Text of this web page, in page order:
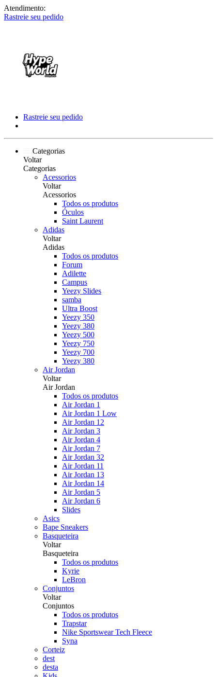
Atendimento:
Rastreie seu pedido
Rastreie seu pedido
Categorias
Voltar
Categorias
Acessorios
Voltar
Acessorios
Todos os produtos
Óculos
Saint Laurent
Adidas
Voltar
Adidas
Todos os produtos
Forum
Adilette
Campus
Yeezy Slides
samba
Ultra Boost
Yeezy 350
Yeezy 380
Yeezy 500
Yeezy 750
Yeezy 700
Yeezy 380
Air Jordan
Voltar
Air Jordan
Todos os produtos
Air Jordan 1
Air Jordan 1 Low
Air Jordan 12
Air Jordan 3
Air Jordan 4
Air Jordan 7
Air Jordan 32
Air Jordan 11
Air Jordan 13
Air Jordan 14
Air Jordan 5
Air Jordan 6
Slides
Asics
Bape Sneakers
Basqueteira
Voltar
Basqueteira
Todos os produtos
Kyrie
LeBron
Conjuntos
Voltar
Conjuntos
Todos os produtos
Trapstar
Nike Sportswear Tech Fleece
Syna
Corteiz
dest
desta